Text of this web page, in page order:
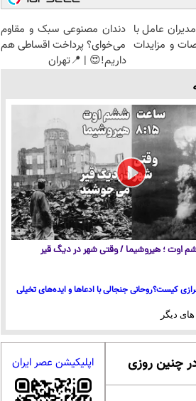
عامل با
و مزایدات
دندان مصنوعی سبک و مقاوم
می‌خوای؟ پرداخت اقساطی هم
داریم!😍 | 📍تهران
۸:۱۵ ششم اوت ؛ هیروشیما / وقتی شهر در دیگ قیر
کیست؟روحانی جنجالی با ادعاها و ایده‌های تخیلی
دیگر
اپلیکیشن عصر ایران